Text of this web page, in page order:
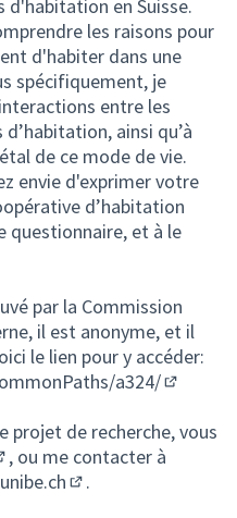
d'habitation en Suisse.
les raisons pour
d'habiter dans une
spécifiquement, je
entre les
ainsi qu’à
de ce mode de vie.
envie d'exprimer votre
d’habitation
questionnaire, et à le
par la Commission
il est anonyme, et il
le lien pour y accéder:
a324/
projet de recherche, vous
externe)
, ou me contacter à
.